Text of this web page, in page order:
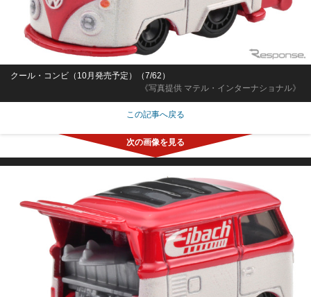
《写真提供 マテル・インターナショナル》
クール・コンビ（10月発売予定）（7/62）
この記事へ戻る